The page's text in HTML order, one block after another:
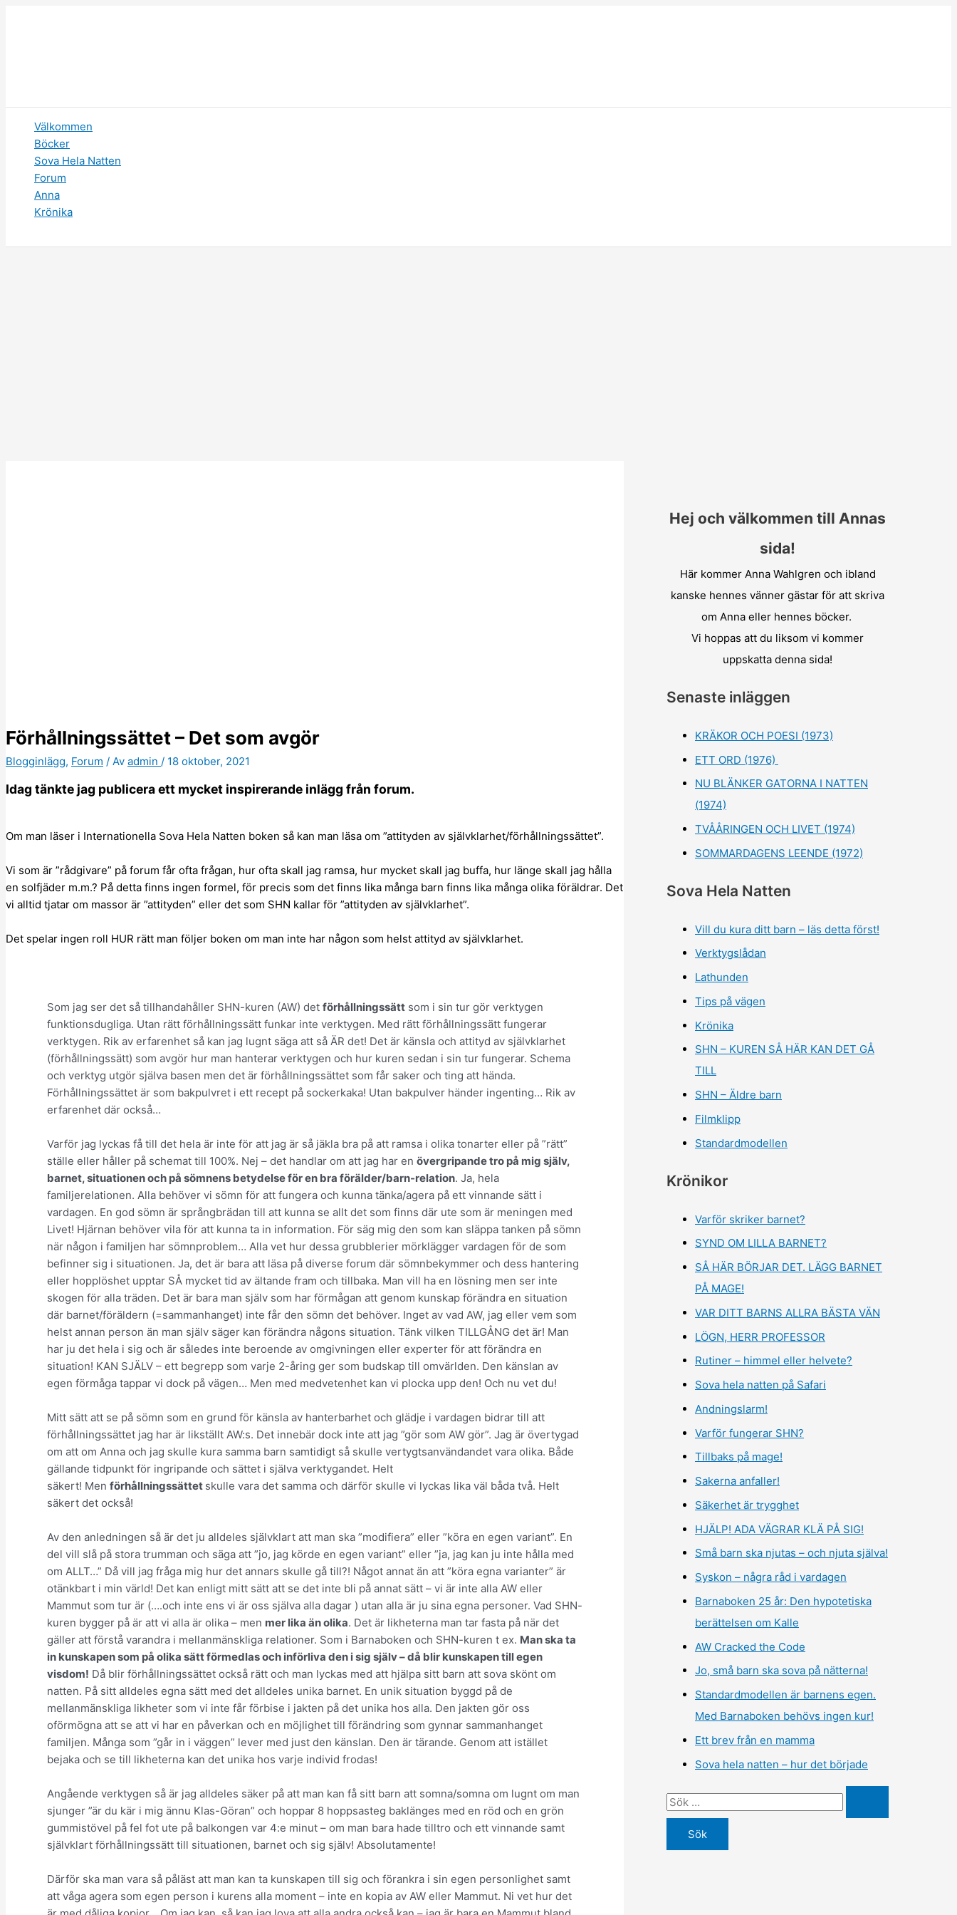
Välkommen
Böcker
Sova Hela Natten
Forum
Anna
Krönika
Förhållningssättet – Det som avgör
Blogginlägg, Forum / Av admin / 18 oktober, 2021
Idag tänkte jag publicera ett mycket inspirerande inlägg från forum.
Om man läser i Internationella Sova Hela Natten boken så kan man läsa om ”attityden av självklarhet/förhållningssättet”.
Vi som är ”rådgivare” på forum får ofta frågan, hur ofta skall jag ramsa, hur mycket skall jag buffa, hur länge skall jag hålla
en solfjäder m.m.? På detta finns ingen formel, för precis som det finns lika många barn finns lika många olika föräldrar. Det
vi alltid tjatar om massor är ”attityden” eller det som SHN kallar för ”attityden av självklarhet”.
Det spelar ingen roll HUR rätt man följer boken om man inte har någon som helst attityd av självklarhet.
Som jag ser det så tillhandahåller SHN-kuren (AW) det förhållningssätt som i sin tur gör verktygen
funktionsdugliga. Utan rätt förhållningssätt funkar inte verktygen. Med rätt förhållningssätt fungerar
verktygen. Rik av erfarenhet så kan jag lugnt säga att så ÄR det! Det är känsla och attityd av självklarhet
(förhållningssätt) som avgör hur man hanterar verktygen och hur kuren sedan i sin tur fungerar. Schema
och verktyg utgör själva basen men det är förhållningssättet som får saker och ting att hända.
Förhållningssättet är som bakpulvret i ett recept på sockerkaka! Utan bakpulver händer ingenting… Rik av
erfarenhet där också…
Varför jag lyckas få till det hela är inte för att jag är så jäkla bra på att ramsa i olika tonarter eller på ”rätt”
ställe eller håller på schemat till 100%. Nej – det handlar om att jag har en övergripande tro på mig själv,
barnet, situationen och på sömnens betydelse för en bra förälder/barn-relation. Ja, hela
familjerelationen. Alla behöver vi sömn för att fungera och kunna tänka/agera på ett vinnande sätt i
vardagen. En god sömn är språngbrädan till att kunna se allt det som finns där ute som är meningen med
Livet! Hjärnan behöver vila för att kunna ta in information. För säg mig den som kan släppa tanken på sömn
när någon i familjen har sömnproblem… Alla vet hur dessa grubblerier mörklägger vardagen för de som
befinner sig i situationen. Ja, det är bara att läsa på diverse forum där sömnbekymmer och dess hantering
eller hopplöshet upptar SÅ mycket tid av ältande fram och tillbaka. Man vill ha en lösning men ser inte
skogen för alla träden. Det är bara man själv som har förmågan att genom kunskap förändra en situation
där barnet/föräldern (=sammanhanget) inte får den sömn det behöver. Inget av vad AW, jag eller vem som
helst annan person än man själv säger kan förändra någons situation. Tänk vilken TILLGÅNG det är! Man
har ju det hela i sig och är således inte beroende av omgivningen eller experter för att förändra en
situation! KAN SJÄLV – ett begrepp som varje 2-åring ger som budskap till omvärlden. Den känslan av
egen förmåga tappar vi dock på vägen… Men med medvetenhet kan vi plocka upp den! Och nu vet du!
Mitt sätt att se på sömn som en grund för känsla av hanterbarhet och glädje i vardagen bidrar till att
förhållningssättet jag har är likställt AW:s. Det innebär dock inte att jag ”gör som AW gör”. Jag är övertygad
om att om Anna och jag skulle kura samma barn samtidigt så skulle vertygtsanvändandet vara olika. Både
gällande tidpunkt för ingripande och sättet i själva verktygandet. Helt
säkert! Men förhållningssättet skulle vara det samma och därför skulle vi lyckas lika väl båda två. Helt
säkert det också!
Av den anledningen så är det ju alldeles självklart att man ska ”modifiera” eller ”köra en egen variant”. En
del vill slå på stora trumman och säga att ”jo, jag körde en egen variant” eller ”ja, jag kan ju inte hålla med
om ALLT…” Då vill jag fråga mig hur det annars skulle gå till?! Något annat än att ”köra egna varianter” är
otänkbart i min värld! Det kan enligt mitt sätt att se det inte bli på annat sätt – vi är inte alla AW eller
Mammut som tur är (….och inte ens vi är oss själva alla dagar ) utan alla är ju sina egna personer. Vad SHN-
kuren bygger på är att vi alla är olika – men mer lika än olika. Det är likheterna man tar fasta på när det
gäller att förstå varandra i mellanmänskliga relationer. Som i Barnaboken och SHN-kuren t ex. Man ska ta
in kunskapen som på olika sätt förmedlas och införliva den i sig själv – då blir kunskapen till egen
visdom! Då blir förhållningssättet också rätt och man lyckas med att hjälpa sitt barn att sova skönt om
natten. På sitt alldeles egna sätt med det alldeles unika barnet. En unik situation byggd på de
mellanmänskliga likheter som vi inte får förbise i jakten på det unika hos alla. Den jakten gör oss
oförmögna att se att vi har en påverkan och en möjlighet till förändring som gynnar sammanhanget
familjen. Många som ”går in i väggen” lever med just den känslan. Den är tärande. Genom att istället
bejaka och se till likheterna kan det unika hos varje individ frodas!
Angående verktygen så är jag alldeles säker på att man kan få sitt barn att somna/somna om lugnt om man
sjunger ”är du kär i mig ännu Klas-Göran” och hoppar 8 hoppsasteg baklänges med en röd och en grön
gummistövel på fel fot ute på balkongen var 4:e minut – om man bara hade tilltro och ett vinnande samt
självklart förhållningssätt till situationen, barnet och sig själv! Absolutamente!
Därför ska man vara så påläst att man kan ta kunskapen till sig och förankra i sin egen personlighet samt
att våga agera som egen person i kurens alla moment – inte en kopia av AW eller Mammut. Ni vet hur det
Hej och välkommen till Annas
sida!
Här kommer Anna Wahlgren och ibland
kanske hennes vänner gästar för att skriva
om Anna eller hennes böcker.
Vi hoppas att du liksom vi kommer
uppskatta denna sida!
Senaste inläggen
KRÄKOR OCH POESI (1973)
ETT ORD (1976)
NU BLÄNKER GATORNA I NATTEN
(1974)
TVÅÅRINGEN OCH LIVET (1974)
SOMMARDAGENS LEENDE (1972)
Sova Hela Natten
Vill du kura ditt barn – läs detta först!
Verktygslådan
Lathunden
Tips på vägen
Krönika
SHN – KUREN SÅ HÄR KAN DET GÅ
TILL
SHN – Äldre barn
Filmklipp
Standardmodellen
Krönikor
Varför skriker barnet?
SYND OM LILLA BARNET?
SÅ HÄR BÖRJAR DET. LÄGG BARNET
PÅ MAGE!
VAR DITT BARNS ALLRA BÄSTA VÄN
LÖGN, HERR PROFESSOR
Rutiner – himmel eller helvete?
Sova hela natten på Safari
Andningslarm!
Varför fungerar SHN?
Tillbaks på mage!
Sakerna anfaller!
Säkerhet är trygghet
HJÄLP! ADA VÄGRAR KLÄ PÅ SIG!
Små barn ska njutas – och njuta själva!
Syskon – några råd i vardagen
Barnaboken 25 år: Den hypotetiska
berättelsen om Kalle
AW Cracked the Code
Jo, små barn ska sova på nätterna!
Standardmodellen är barnens egen.
Med Barnaboken behövs ingen kur!
Ett brev från en mamma
Sova hela natten – hur det började
S
ö